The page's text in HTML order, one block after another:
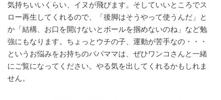
気持ちいいくらい、イヌが飛びます。そしていいところでス
ロー再生してくれるので、「後脚はそうやって使うんだ」と
か「結構、お口を開けないとボールを掴めないのね」など勉
強にもなります。ちょっとウチの子、運動が苦手なの・・・
というお悩みをお持ちのパパママは、ぜひワンコさんと一緒
にご覧になってください。やる気を出してくれるかもしれま
せん。